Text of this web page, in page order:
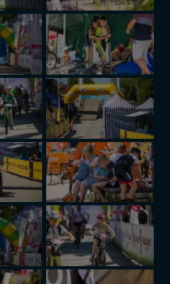
i funkcjonalności
.
jest: Agencja
z siedzibą ul.
z nami
tejstrony.
dostępu do swoich
lub usunięcia,
jednak, że nie
zrealizowanie Twoich
zawartych w plikach
Ci skasowanie
nie możemy tego
Mazur na